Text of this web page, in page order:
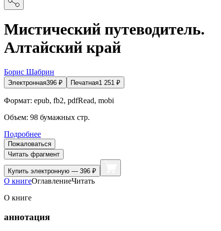
Мистический путеводитель.
Алтайский край
Борис Шабрин
Электронная396 ₽ Печатная1 251 ₽
Формат: epub, fb2, pdfRead, mobi
Объем: 98 бумажных стр.
Подробнее
Пожаловаться
Читать фрагмент
Купить электронную — 396 ₽
О книгеОглавлениеЧитать
О книге
аннотация